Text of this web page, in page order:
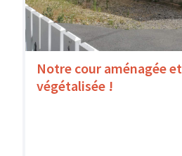
Notre cour aménagée et
végétalisée !